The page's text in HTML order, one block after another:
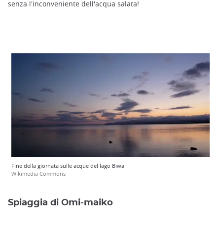
senza l'inconveniente dell'acqua salata!
Fine della giornata sulle acque del lago Biwa
Wikimedia Commons
Spiaggia di Omi-maiko